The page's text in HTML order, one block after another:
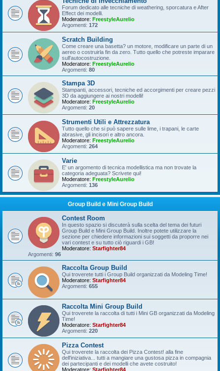
Forum dedicato alle tecniche di weathering, sporcatura e After
Effect dei modelli.
Moderatore: FreestyleAurelio
Argomenti: 172
Scratch Building
Come creare una basetta? un motore, modificare un parte di un
aereo o costruirla fin da zero. Tutto quello che potreste imparare
sull'autocostruzione.
Moderatore: FreestyleAurelio
Argomenti: 80
Stampa 3D
Stampanti, accessori, tecniche ed accorgimenti per creare pezzi
3D da aggiungere ai nostri modelli!
Moderatore: FreestyleAurelio
Argomenti: 20
Strumenti Utili e Attrezzatura
Tutto quello che si può sapere sulle lime, i trapani, le carte
abrasive, gli incisori e altro ancora.
Moderatore: FreestyleAurelio
Argomenti: 264
Varie
E' un argomento di tecnica modellistica ma non trovate la
categoria adeguata? Scrivete qui!
Moderatore: FreestyleAurelio
Argomenti: 136
Group Build e Mini Group Build
Contest Room
In questo spazio si discuterà sulla scelta del tema dei futuri
Group Build e Mini Group Build. Inoltre potete utilizzare la
sezione per chiedere informazioni sui soggetti da proporre nei
vari contest e su tutto ciò riguardi i GB!
Moderatore: Starfighter84
Argomenti: 96
Raccolta Group Build
Qui troverete tutti i Group Build organizzati da Modeling Time!
Moderatore: Starfighter84
Argomenti: 655
Raccolta Mini Group Build
Qui troverete la raccolta di tutti i Mini GB organizzati da Modeling
Time!
Moderatore: Starfighter84
Argomenti: 220
Pizza Contest
Qui troverete la raccolta dei Pizza Contest! alla fine
dell'iniziativa... tutti a mangiare una gustosa pizza in compagnia
dei partecipanti e dei modelli che avete costruito!
Moderatore: Starfighter84